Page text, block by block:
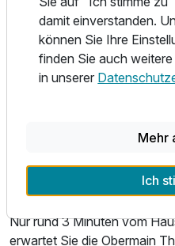
Für 7 Tage
1 Erwachsenen und 1 Kind
im lichtdurchfluteten
großen Garten entspannt in
mit Hund sind hier
voller Erlebnisse zu starten.
Brauereien pro Einwohner
einer der elf Bad
in der MaxiBar zur
Wellness & Freizeit
Nur rund 3 Minuten vom
erwartet Sie die Obermain
damit einverstanden.
können Sie Ihre
finden Sie auch
in unserer
Mehr
Ich